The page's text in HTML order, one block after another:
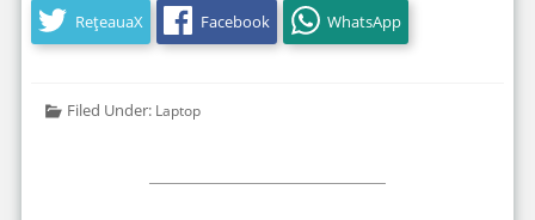
RețeauaX Facebook WhatsApp
Filed Under: Laptop